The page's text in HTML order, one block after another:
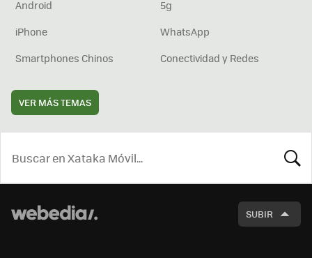
Android
5g
iPhone
WhatsApp
Smartphones Chinos
Conectividad y Redes
VER MÁS TEMAS
SUBIR